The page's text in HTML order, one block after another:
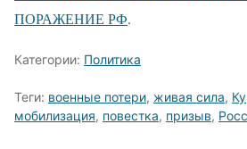
ПОРАЖЕНИЕ РФ.
Категории: Политика
Теги: военные потери, живая сила,
мобилизация, повестка, призыв,